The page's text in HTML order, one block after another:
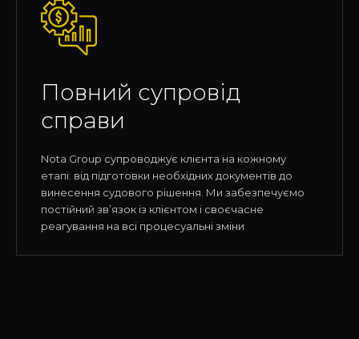
Повний супровід
справи
Nota Group супроводжує клієнта на кожному
етапі: від підготовки необхідних документів до
винесення судового рішення. Ми забезпечуємо
постійний зв’язок із клієнтом і своєчасне
реагування на всі процесуальні зміни